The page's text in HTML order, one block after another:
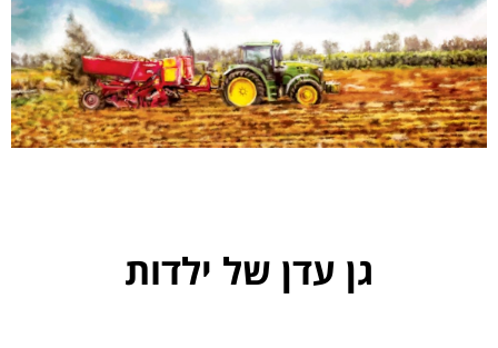
גן עדן של ילדות